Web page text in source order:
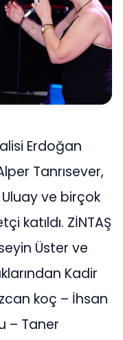
Erdoğan
Tanrısever,
ve birçok
katıldı. ZİNTAŞ
Üster ve
Kadir
koç – İhsan
– Taner